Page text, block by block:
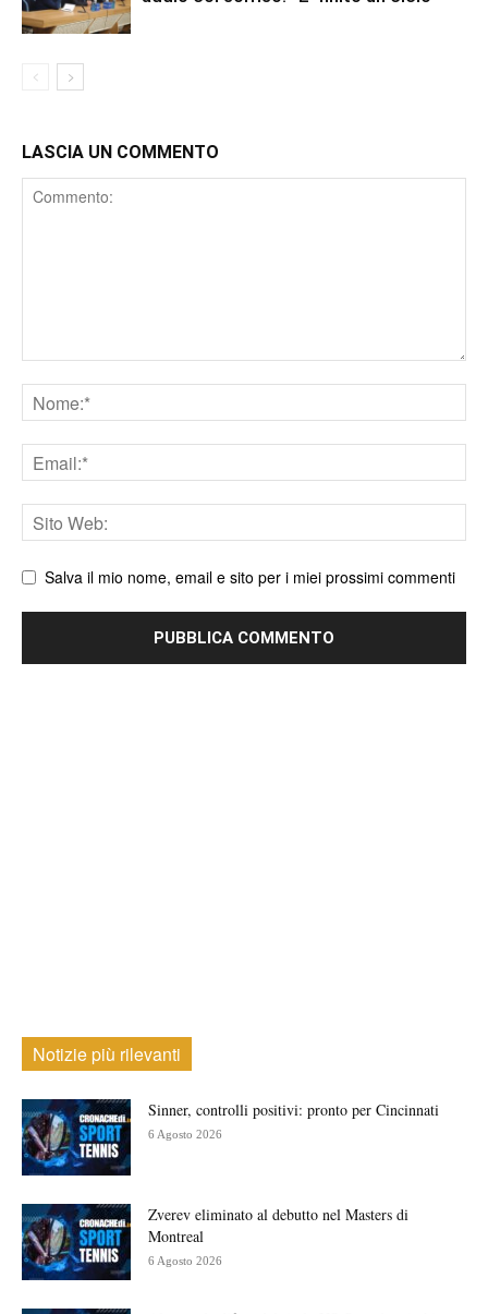
LASCIA UN COMMENTO
Comment
Nome
Email
Sito
web
Salva il mio nome, email e sito per i miei prossimi commenti
Notizie più rilevanti
Sinner, controlli positivi: pronto per Cincinnati
6 Agosto 2026
Zverev eliminato al debutto nel Masters di
Montreal
6 Agosto 2026